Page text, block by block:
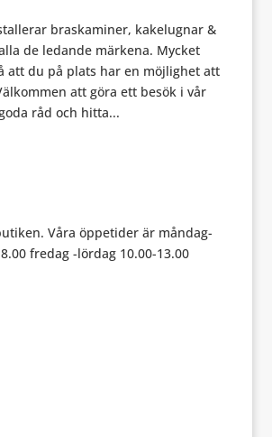
braskaminer, kakelugnar &
de ledande märkena. Mycket
att du på plats har en möjlighet att
att göra ett besök i vår
råd och hitta...
Våra öppetider är måndag-
fredag -lördag 10.00-13.00